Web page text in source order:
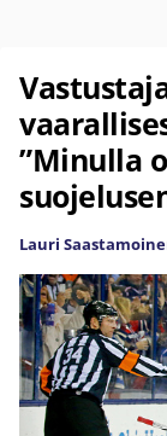
”Minulla
Lauri